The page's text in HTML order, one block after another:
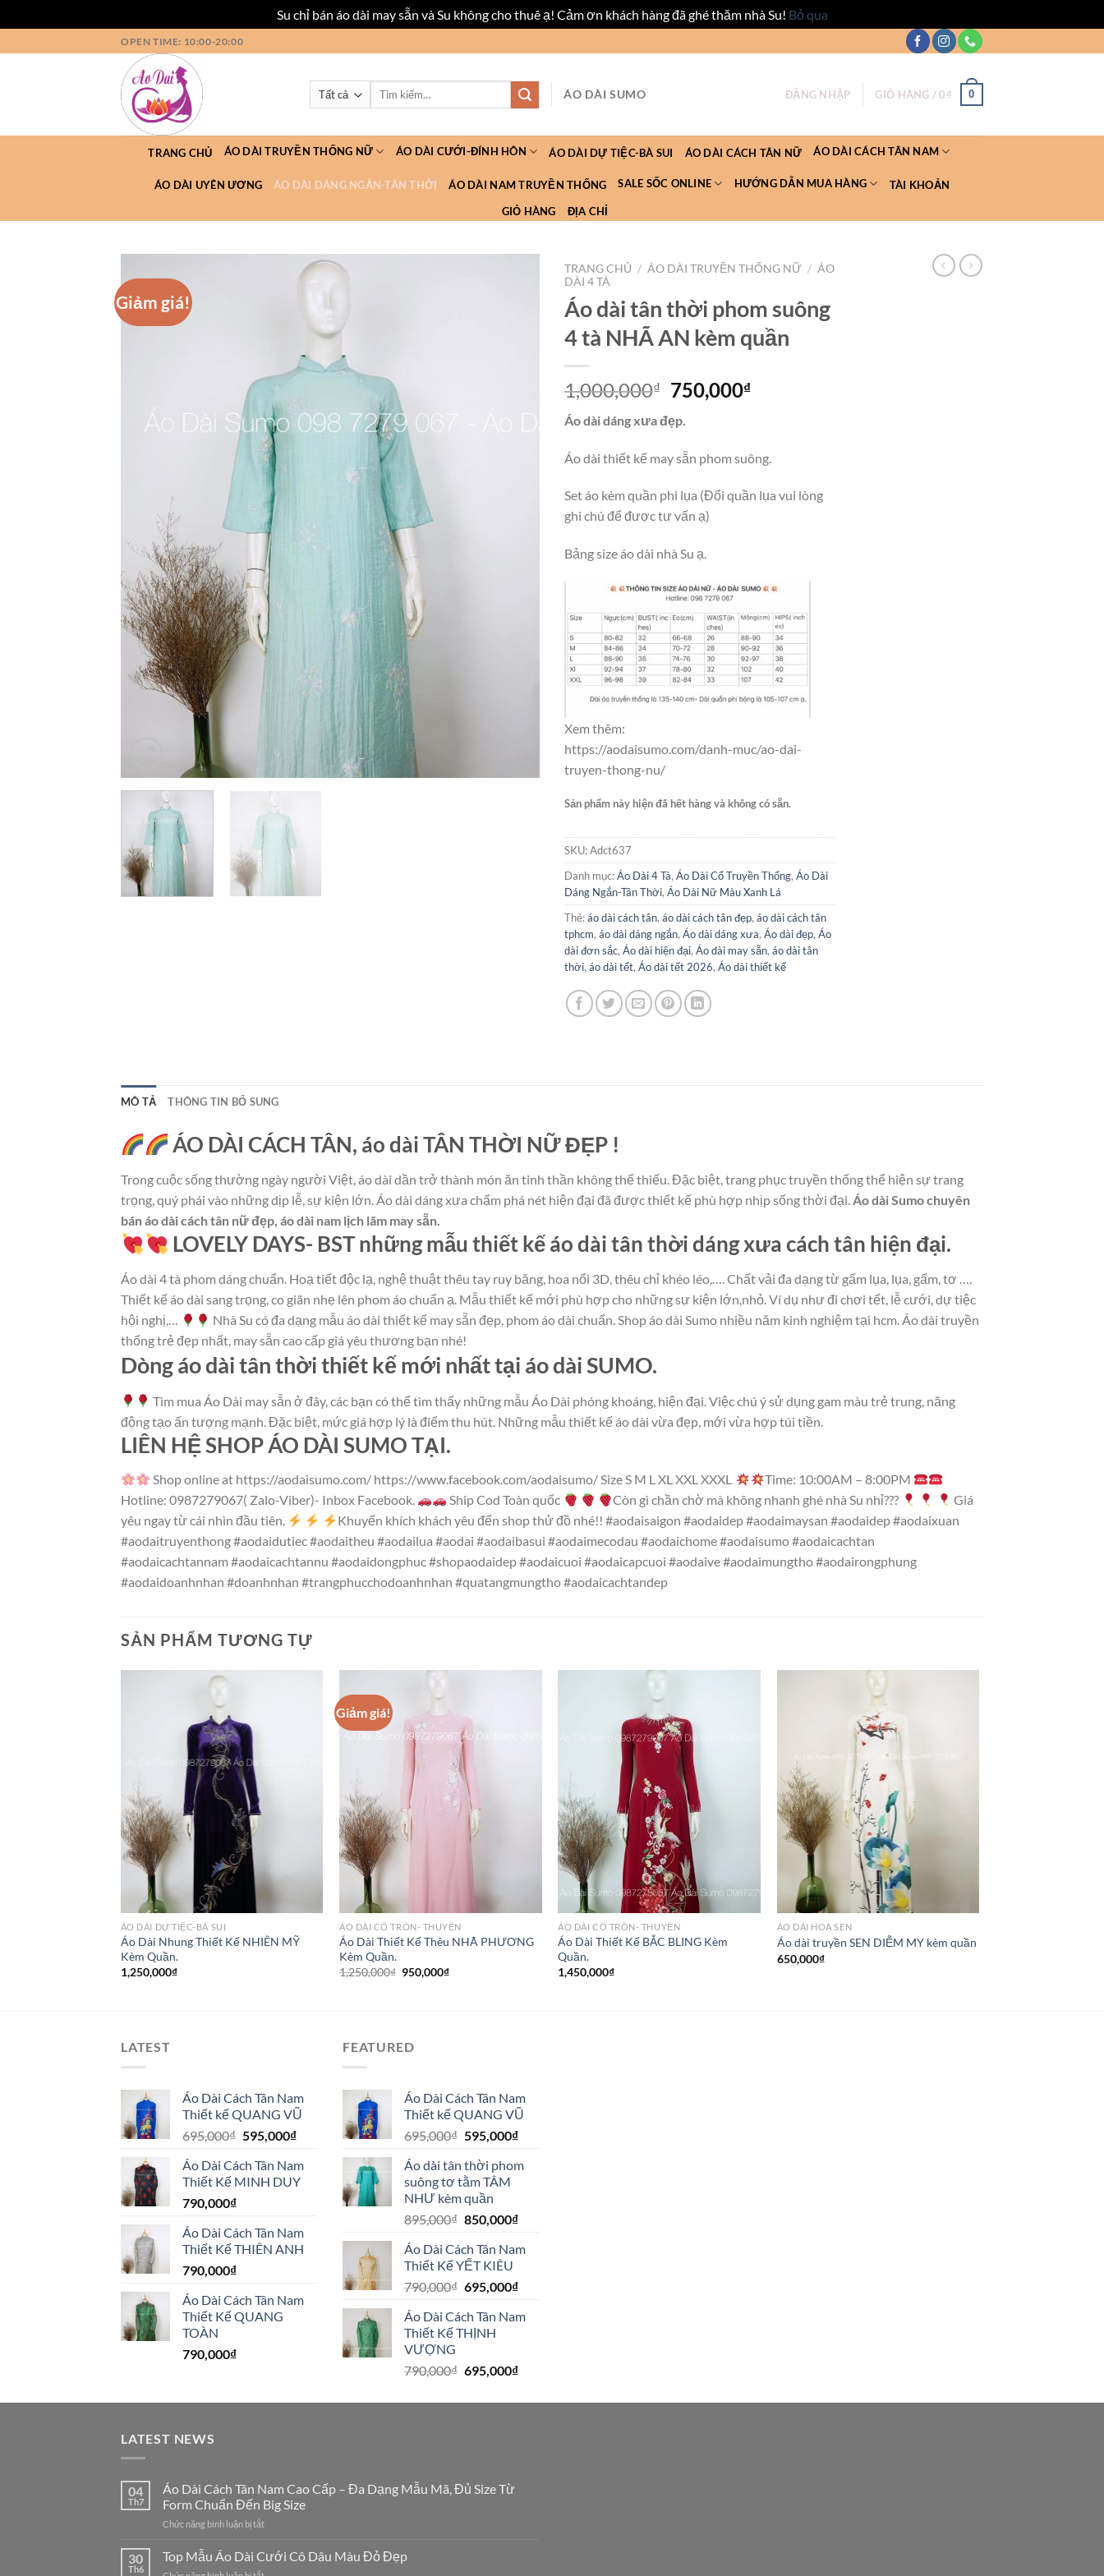
Su chỉ bán áo dài may sẵn và Su không cho thuê ạ! Cảm ơn khách hàng đã ghé thăm nhà Su! Bỏ qua
qua
OPEN TIME: 10:00-20:00
Tìm
ÁO DÀI SUMO ĐĂNG NHẬP GIỎ HÀNG /0₫ 0
TRANG CHỦ ÁO DÀI TRUYỀN THỐNG NỮ ÁO DÀI CƯỚI-ĐÍNH HÔN ÁO DÀI DỰ TIỆC-BÀ SUI ÁO DÀI CÁCH TÂN NỮ ÁO DÀI CÁCH TÂN NAM
ÁO DÀI UYÊN ƯƠNG ÁO DÀI DÁNG NGẮN-TÂN THỜI ÁO DÀI NAM TRUYỀN THỐNG SALE SỐC ONLINE HƯỚNG DẪN MUA HÀNG TÀI KHOẢN
GIỎ HÀNG ĐỊA CHỈ
Giảm giá!
TRANG CHỦ / ÁO DÀI TRUYỀN THỐNG NỮ / ÁO
DÀI 4 TÀ
Áo dài tân thời phom suông
4 tà NHÃ AN kèm quần
1,000,000₫
Giá
là:
1,000,000₫.
750,000₫Giá
750,000₫.
Áo dài dáng xưa đẹp.
Áo dài thiết kế may sẵn phom suông.
Set áo kèm quần phi lụa (Đổi quần lụa vui lòng
ghi chú để được tư vấn ạ)
Bảng size áo dài nhà Su ạ.
Xem thêm:
https://aodaisumo.com/danh-muc/ao-dai-
truyen-thong-nu/
Sản phẩm này hiện đã hết hàng và không có sẵn.
SKU:Adct637
Danh mục:Áo Dài 4 Tà, Áo Dài Cổ Truyền Thống, Áo Dài
Dáng Ngắn-Tân Thời, Áo Dài Nữ Màu Xanh Lá
Thẻ:áo dài cách tân, áo dài cách tân đẹp, áo dài cách tân
tphcm, áo dài dáng ngắn, Áo dài dáng xưa, Áo dài đẹp, Áo
dài đơn sắc, Áo dài hiện đại, Áo dài may sẵn, áo dài tân
thời, áo dài tết, Áo dài tết 2026, Áo dài thiết kế
MÔ TẢ THÔNG TIN BỔ SUNG
ÁO DÀI CÁCH TÂN, áo dài TÂN THỜI NỮ ĐẸP !
Trong cuộc sống thường ngày người Việt, áo dài dần trở thành món ăn tinh thần không thể thiếu. Đặc biệt, trang phục truyền thống thể hiện sự trang
trọng, quý phái vào những dịp lễ, sự kiện lớn. Áo dài dáng xưa chấm phá nét hiện đại đã được thiết kế phù hợp nhịp sống thời đại.Áo dài Sumo chuyên
bán áo dài cách tân nữ đẹp, áo dài nam lịch lãm may sẵn.
LOVELY DAYS- BST những mẫu thiết kế áo dài tân thời dáng xưa cách tân hiện đại.
Áo dài 4 tà phom dáng chuẩn. Hoạ tiết độc lạ, nghệ thuật thêu tay ruy băng, hoa nổi 3D, thêu chỉ khéo léo,…. Chất vải đa dạng từ gấm lụa, lụa, gấm, tơ ….
Thiết kế áo dài sang trọng, co giãn nhẹ lên phom áo chuẩn ạ. Mẫu thiết kế mới phù hợp cho những sự kiện lớn,nhỏ. Ví dụ như đi chơi tết, lễ cưới, dự tiệc
hội nghị,…
Nhà Su có đa dạng mẫu áo dài thiết kế may sẵn đẹp, phom áo dài chuẩn. Shop áo dài Sumo nhiều năm kinh nghiệm tại hcm. Áo dài truyền
thống trẻ đẹp nhất, may sẵn cao cấp giá yêu thương bạn nhé!
Dòng áo dài tân thời thiết kế mới nhất tại áo dài SUMO.
Tìm mua Áo Dài may sẵn ở đây, các bạn có thể tìm thấy những mẫu Áo Dài phóng khoáng, hiện đại. Việc chú ý sử dụng gam màu trẻ trung, năng
động tạo ấn tượng mạnh. Đặc biệt, mức giá hợp lý là điểm thu hút. Những mẫu thiết kế áo dài vừa đẹp, mới vừa hợp túi tiền.
LIÊN HỆ SHOP ÁO DÀI SUMO TẠI.
Shop online at https://aodaisumo.com/ https://www.facebook.com/aodaisumo/ Size S M L XL XXL XXXL
Time: 10:00AM – 8:00PM
Hotline: 0987279067( Zalo-Viber)- Inbox Facebook.
Ship Cod Toàn quốc Còn gì chần chờ mà không nhanh ghé nhà Su nhỉ???
Giá
yêu ngay từ cái nhìn đầu tiên.
Khuyến khích khách yêu đến shop thử đồ nhé!! #aodaisaigon #aodaidep #aodaimaysan #aodaidep #aodaixuan
#aodaitruyenthong #aodaidutiec #aodaitheu #aodailua #aodai #aodaibasui #aodaimecodau #aodaichome #aodaisumo #aodaicachtan
#aodaicachtannam #aodaicachtannu #aodaidongphuc #shopaodaidep #aodaicuoi #aodaicapcuoi #aodaive #aodaimungtho #aodairongphung
#aodaidoanhnhan #doanhnhan #trangphucchodoanhnhan #quatangmungtho #aodaicachtandep
SẢN PHẨM TƯƠNG TỰ
ÁO DÀI DỰ TIỆC-BÀ SUI
Áo Dài Nhung Thiết Kế NHIÊN MỸ
Kèm Quần.
1,250,000₫
Giảm giá!
ÁO DÀI CỔ TRÒN- THUYỀN
Áo Dài Thiết Kế Thêu NHÃ PHƯƠNG
Kèm Quần.
1,250,000₫ Giá
950,000₫Giá
ÁO DÀI CỔ TRÒN- THUYỀN
Áo Dài Thiết Kế BẮC BLING Kèm
Quần.
1,450,000₫
ÁO DÀI HOA SEN
Áo dài truyền SEN DIỄM MY kèm quần
650,000₫
LATEST
Áo Dài Cách Tân Nam
Thiết kế QUANG VŨ
695,000₫ Giá
là:
695,000₫.
595,000₫Giá
tại
là:
595,000₫.
Áo Dài Cách Tân Nam
Thiết Kế MINH DUY
790,000₫
Áo Dài Cách Tân Nam
Thiết Kế THIÊN ANH
790,000₫
Áo Dài Cách Tân Nam
Thiết Kế QUANG
TOÀN
790,000₫
FEATURED
Áo Dài Cách Tân Nam
Thiết kế QUANG VŨ
695,000₫ Giá
là:
695,000₫.
595,000₫Giá
tại
Áo dài tân thời phom
suông tơ tằm TÂM
NHƯ kèm quần
895,000₫ Giá
là:
895,000₫.
850,000₫Giá
tại
850,000₫.
Áo Dài Cách Tân Nam
Thiết Kế YẾT KIÊU
790,000₫ Giá
là:
790,000₫.
695,000₫Giá
tại
Áo Dài Cách Tân Nam
Thiết Kế THỊNH
VƯỢNG
790,000₫ Giá
là:
695,000₫Giá
tại
LATEST NEWS
04
Th7
Áo Dài Cách Tân Nam Cao Cấp – Đa Dạng Mẫu Mã, Đủ Size Từ
Form Chuẩn Đến Big Size
Chức năng bình luận bị tắtở
Dài
30
Th6
Top Mẫu Áo Dài Cưới Cô Dâu Màu Đỏ Đẹp